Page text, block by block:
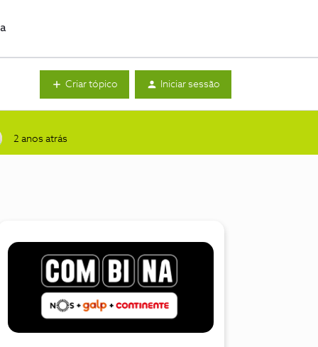
Criar tópico Iniciar sessão
2 anos atrás